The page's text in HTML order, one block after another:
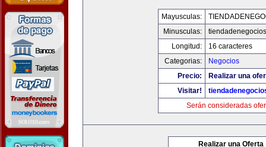
Mayusculas:
Minusculas:
Longitud:
16 caracteres
Categorias:
Negocios
Precio:
Realizar una
Visitar!
Serán consideradas
Realizar una Oferta